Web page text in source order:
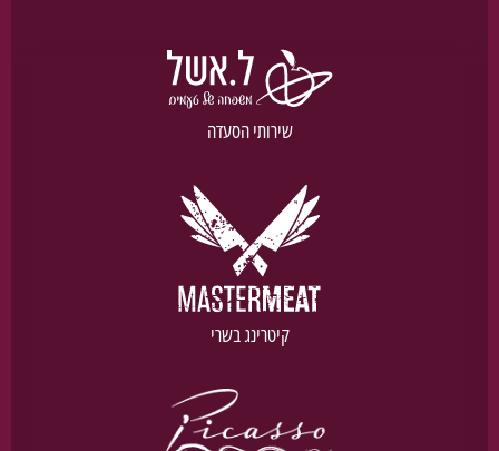
שירותי הסעדה
קיטרינג בשרי